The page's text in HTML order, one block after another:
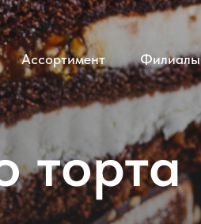
Ассортимент Филиалы
торта